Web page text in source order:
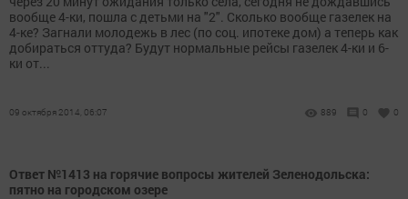
вообще 4-ки, пошла с детьми на "2". Сколько вообще газелек на
4-ке? Загнали молодежь в лес (по соц. ипотеке дом) а теперь как
добираться оттуда? Будут нормальные рейсы газелек 4-ки и 6-
ки от...
09 октября 2014, 06:07 889 0 0
Ответ №1413 на горячие вопросы жителей Зеленодольска:
пятно на городском озере